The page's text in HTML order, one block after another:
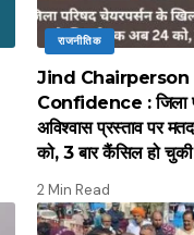
राजनीतिक
Jind
Confidence : जिला
अविश्वास प्रस्ताव पर
को, 3 बार कैंसिल हो
2 Min Read